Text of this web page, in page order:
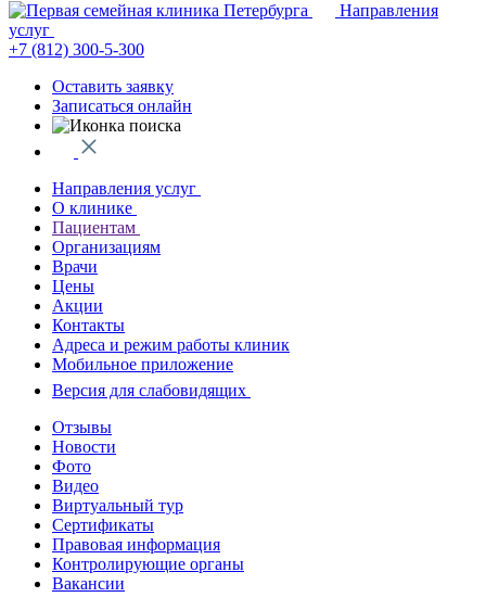
Направления
услуг
+7 (812) 300-5-300
Оставить заявку
Записаться онлайн
Направления услуг
О клинике
Пациентам
Организациям
Врачи
Цены
Акции
Контакты
Адреса и режим работы клиник
Мобильное приложение
Версия для слабовидящих
Отзывы
Новости
Фото
Видео
Виртуальный тур
Сертификаты
Правовая информация
Контролирующие органы
Вакансии